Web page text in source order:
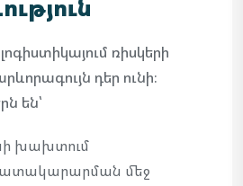
ռիսկերի
դեր ունի։
են՝
խախտում
մեջ